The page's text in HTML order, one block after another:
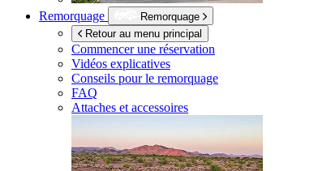
Remorquage
Remorquage
Retour au menu principal
Commencer une réservation
Vidéos explicatives
Conseils pour le remorquage
FAQ
Attaches et accessoires